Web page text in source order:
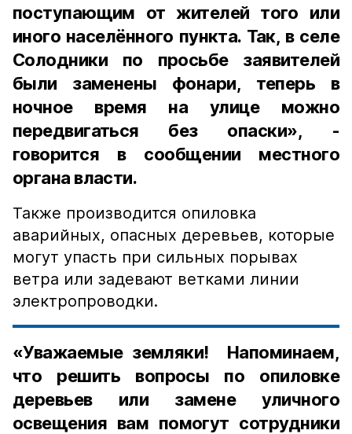
поступающим от жителей того или
иного населённого пункта. Так, в селе
Солодники по просьбе заявителей
были заменены фонари, теперь в
ночное время на улице можно
передвигаться без опаски», -
говорится в сообщении местного
органа власти.
Также производится опиловка
аварийных, опасных деревьев, которые
могут упасть при сильных порывах
ветра или задевают ветками линии
электропроводки.
«Уважаемые земляки! Напоминаем,
что решить вопросы по опиловке
деревьев или замене уличного
освещения вам помогут сотрудники